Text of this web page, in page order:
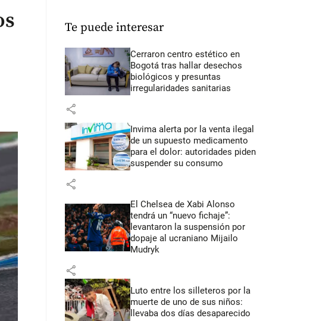
Te puede interesar
Cerraron centro estético en
Bogotá tras hallar desechos
biológicos y presuntas
irregularidades sanitarias
share
Invima alerta por la venta ilegal
de un supuesto medicamento
para el dolor: autoridades piden
suspender su consumo
share
El Chelsea de Xabi Alonso
tendrá un “nuevo fichaje”:
levantaron la suspensión por
dopaje al ucraniano Mijailo
Mudryk
share
Luto entre los silleteros por la
muerte de uno de sus niños:
llevaba dos días desaparecido